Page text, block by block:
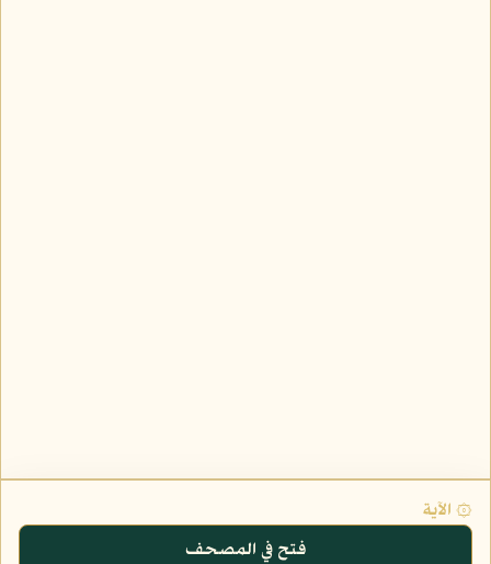
۞ الآية
فتح في المصحف